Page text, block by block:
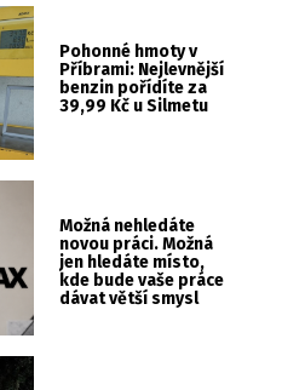
Pohonné hmoty v
Příbrami: Nejlevnější
benzin pořídíte za
39,99 Kč u Silmetu
Možná nehledáte
novou práci. Možná
jen hledáte místo,
kde bude vaše práce
dávat větší smysl